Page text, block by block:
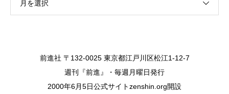
月を選択
前進社 〒132-0025 東京都江戸川区松江1-12-7
週刊『前進』・毎週月曜日発行
2000年6月5日公式サイトzenshin.org開設